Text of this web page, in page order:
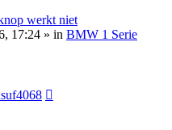
werkt niet
17:24 » in BMW 1 Serie